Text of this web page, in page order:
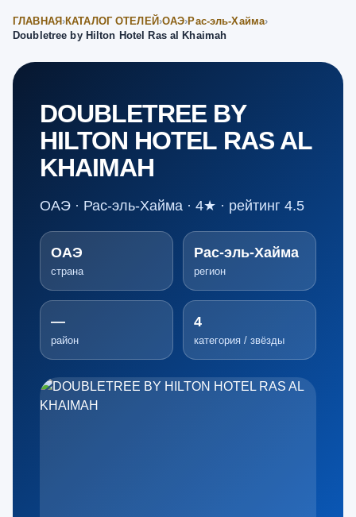
ГЛАВНАЯ ›КАТАЛОГ ОТЕЛЕЙ ›ОАЭ›Рас-эль-Хайма›
Doubletree by Hilton Hotel Ras al Khaimah
DOUBLETREE BY
HILTON HOTEL RAS AL
KHAIMAH
ОАЭ · Рас-эль-Хайма · 4★ · рейтинг 4.5
ОАЭ
страна
Рас-эль-Хайма
регион
—
район
4
категория / звёзды